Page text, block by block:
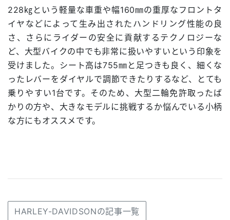
228㎏という軽量な車重や幅160㎜の重厚なフロントタ
イヤなどによって生み出されたハンドリング性能の良
さ、さらにライダーの安全に貢献するテクノロジーな
ど、大型バイクの中でも非常に扱いやすいという印象を
受けました。シート高は755㎜と足つきも良く、細くな
ったレバーをダイヤルで調節できたりするなど、とても
乗りやすい1台です。そのため、大型二輪免許取ったば
かりの方や、大きなモデルに挑戦するか悩んでいる小柄
な方にもオススメです。
HARLEY-DAVIDSONの記事一覧